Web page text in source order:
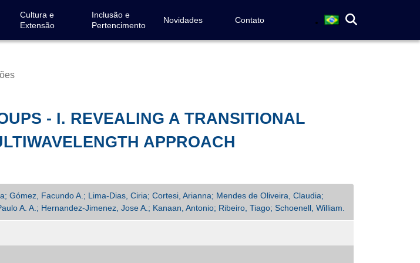
Cultura e
Extensão
Inclusão e
Pertencimento
Novidades Contato
- I. REVEALING A TRANSITIONAL
APPROACH
Gómez, Facundo A.; Lima-Dias, Ciria; Cortesi, Arianna; Mendes de Oliveira, Claudia;
A. A.; Hernandez-Jimenez, Jose A.; Kanaan, Antonio; Ribeiro, Tiago; Schoenell, William.